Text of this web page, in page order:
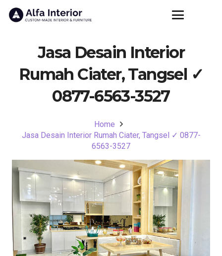
Jasa Desain Interior
Rumah Ciater, Tangsel ✓
0877-6563-3527
Home
Jasa Desain Interior Rumah Ciater, Tangsel ✓ 0877-
6563-3527